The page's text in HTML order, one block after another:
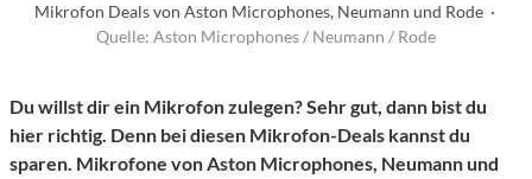
Mikrofon Deals von Aston Microphones, Neumann und Rode ·
Quelle: Aston Microphones / Neumann / Rode
Du willst dir ein Mikrofon zulegen? Sehr gut, dann bist du
hier richtig. Denn bei diesen Mikrofon-Deals kannst du
sparen. Mikrofone von Aston Microphones, Neumann und